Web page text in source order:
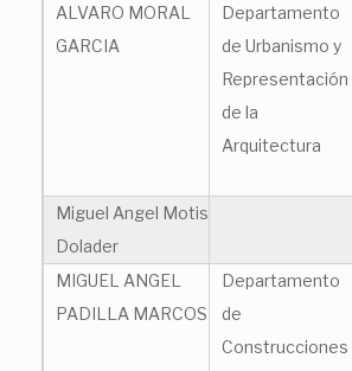
ALVARO MORAL
GARCIA
Departamento
de Urbanismo y
Representación
de la
Arquitectura
Miguel Angel Motis
Dolader
MIGUEL ANGEL
PADILLA MARCOS
Departamento
de
Construcciones